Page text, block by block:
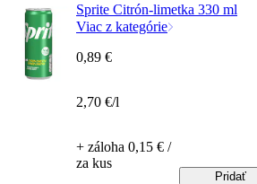
Sprite Citrón-limetka 330 ml
Viac z kategórie
0,89 €
2,70 €/l
+ záloha 0,15 € /
za kus
Pridať